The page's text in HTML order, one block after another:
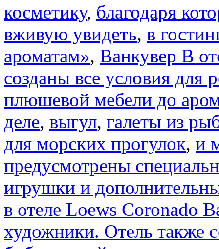
косметику, благодаря
вживую увидеть, в
ароматам», Ванкувер В
созданы все условия для
плюшевой мебели до
деле, выгул, галеты из
для морских прогулок, и
предусмотрены
игрушки и
в отеле Loews Coronado
художники. Отель также